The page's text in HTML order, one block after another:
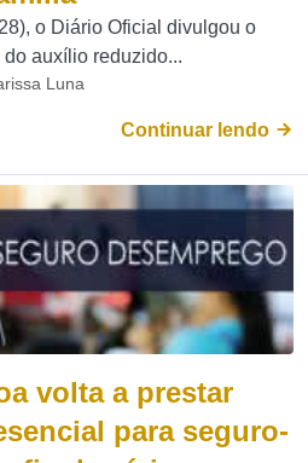
o Diário Oficial divulgou o
auxílio reduzido...
Luna
Continuar lendo
volta a prestar
para seguro-